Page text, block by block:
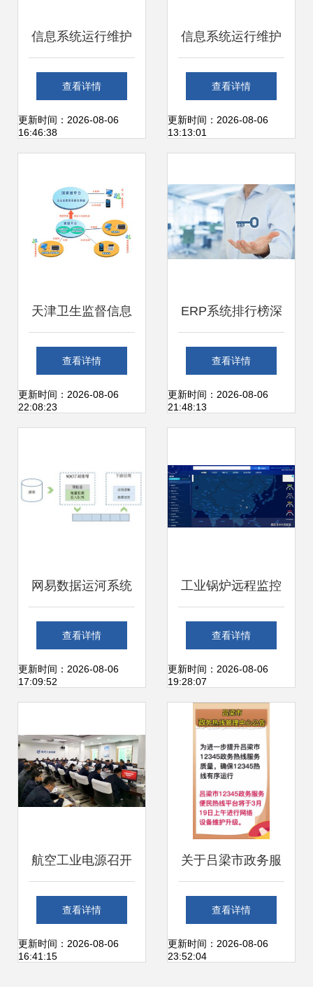
信息系统运行维护
服务 企业数字化转
型的坚实后盾
查看详情
更新时间：2026-08-06
16:46:38
信息系统运行维护
服务 保障企业数字
化转型的核心支撑
查看详情
更新时间：2026-08-06
13:13:01
天津卫生监督信息
化建设开启新篇章
我司中标运维项
查看详情
更新时间：2026-08-06
22:08:23
ERP系统排行榜深
度解析 前十排名与
信息系统运行维护
查看详情
更新时间：2026-08-06
21:48:13
网易数据运河系统
（NDC） 架构设计
与运维服务实践
查看详情
更新时间：2026-08-06
17:09:52
工业锅炉远程监控
与智能运维解决方
案
查看详情
更新时间：2026-08-06
19:28:07
航空工业电源召开
重点信息系统试运
行动员会，全面部
查看详情
更新时间：2026-08-06
16:41:15
关于吕梁市政务服
务热线因系统升级
维护暂停运行的公
查看详情
更新时间：2026-08-06
23:52:04